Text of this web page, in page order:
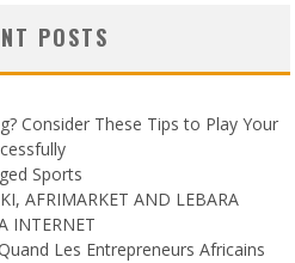
POSTS
Consider These Tips to Play Your
Sports
AFRIMARKET AND LEBARA
INTERNET
Les Entrepreneurs Africains